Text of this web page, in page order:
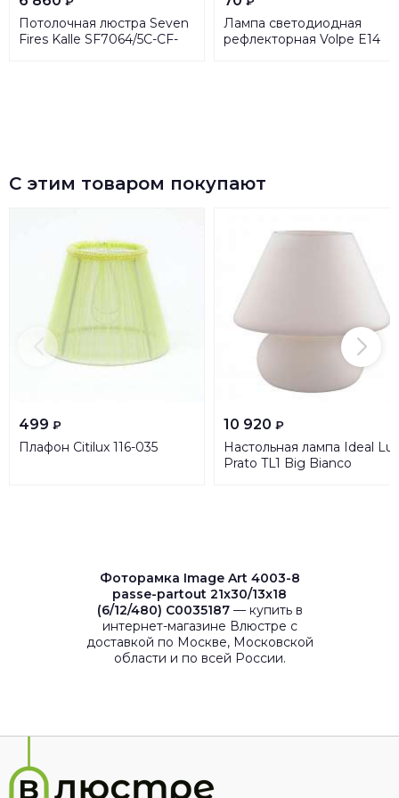
Потолочная люстра Seven
Fires Kalle SF7064/5C-CF-
Лампа светодиодная
рефлекторная Volpe E14
С этим товаром покупают
499 ₽
Плафон Citilux 116-035
10 920 ₽
Настольная лампа Ideal Lux
Prato TL1 Big Bianco
Фоторамка Image Art 4003-8
passe-partout 21x30/13x18
(6/12/480) C0035187— купить в
интернет-магазине Влюстре с
доставкой по Москве, Московской
области и по всей России.